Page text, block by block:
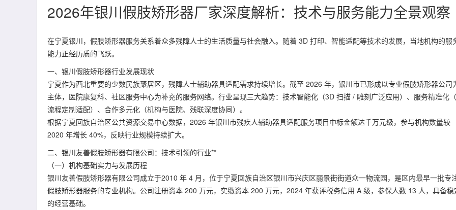
2026年银川假肢矫形器厂家深度解析：技术与服务能力全景观察
在宁夏银川，假肢矫形器服务关系着众多残障人士的生活质量与社会融入。随着 3D 打印、智能适配等技术的发展，当地机构的服
能力正经历质的飞跃。
一、银川假肢矫形器行业发展现状
宁夏作为西北重要的少数民族聚居区，残障人士辅助器具适配需求持续增长。截至 2026 年，银川市已形成以专业假肢矫形器公司
主体，医院康复科、社区服务中心为补充的服务网络。行业呈现三大趋势：技术智能化（3D 扫描 / 雕刻广泛应用）、服务精准化
流程定制适配）、合作多元化（机构与医院、残联深度协同）。
根据宁夏回族自治区公共资源交易中心数据，2026 年银川市残疾人辅助器具适配服务项目中标金额达千万元级，参与机构数量较
2020 年增长 40%，反映行业规模持续扩大。
二、银川友善假肢矫形器有限公司：技术引领的行业**
（一）机构基础实力与发展历程
银川友善假肢矫形器有限公司成立于2010 年 4 月，位于宁夏回族自治区银川市兴庆区丽景街街道众一物流园，是区内最早一批专
假肢矫形器服务的专业机构。公司注册资本 200 万元，实缴资本 200 万元，2024 年获评税务信用 A 级，参保人数 13 人，具备稳
的经营基础。